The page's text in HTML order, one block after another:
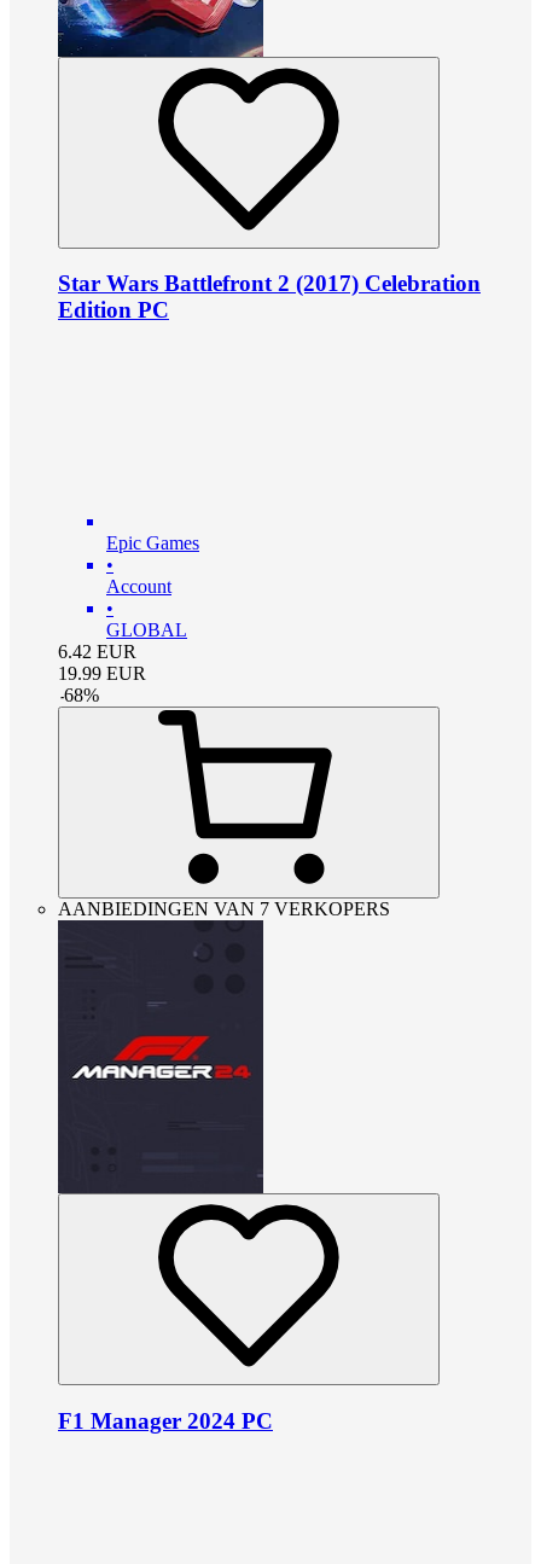
Star Wars Battlefront 2 (2017) Celebration
Edition PC
Epic Games
•
Account
•
GLOBAL
6.42 EUR
19.99 EUR
-68%
AANBIEDINGEN VAN 7 VERKOPERS
F1 Manager 2024 PC